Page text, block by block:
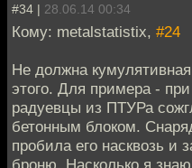
#34 | 28.06.14 00:34
Кому: metalstatistix, #24
Не должна
этого. Для примера -
радуевцы из ПТУРа
бетонным блоком.
пробила его насквозь и
броню. Насколько я